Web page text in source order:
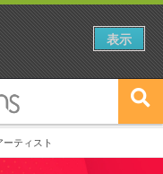
ーティスト
表示